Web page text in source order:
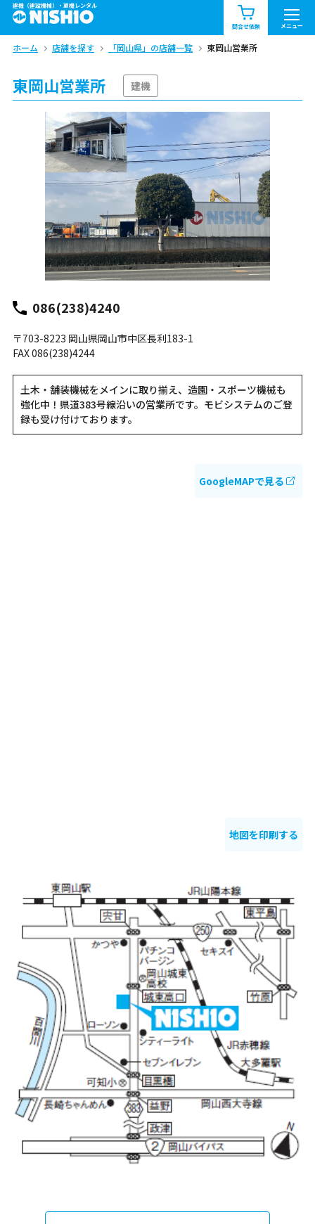
建機（建設機械）・重機レンタル
問合せ依頼 メニュー
商品一覧 お知らせ一覧
問合せ依頼リスト お問合せ
エリア情報を見る
北海道 東北 関東
中部 関西 中国・四国
九州・沖縄（外部）
ホーム 店舗を探す 「岡山県」の店舗一覧 東岡山営業所
東岡山営業所 建機
086(238)4240
〒703-8223 岡山県岡山市中区長利183-1
FAX 086(238)4244
土木・舗装機械をメインに取り揃え、造園・スポーツ機械も
強化中！県道383号線沿いの営業所です。モビシステムのご登
録も受け付けております。
GoogleMAPで見る
地図を印刷する